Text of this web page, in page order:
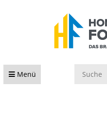
Menü